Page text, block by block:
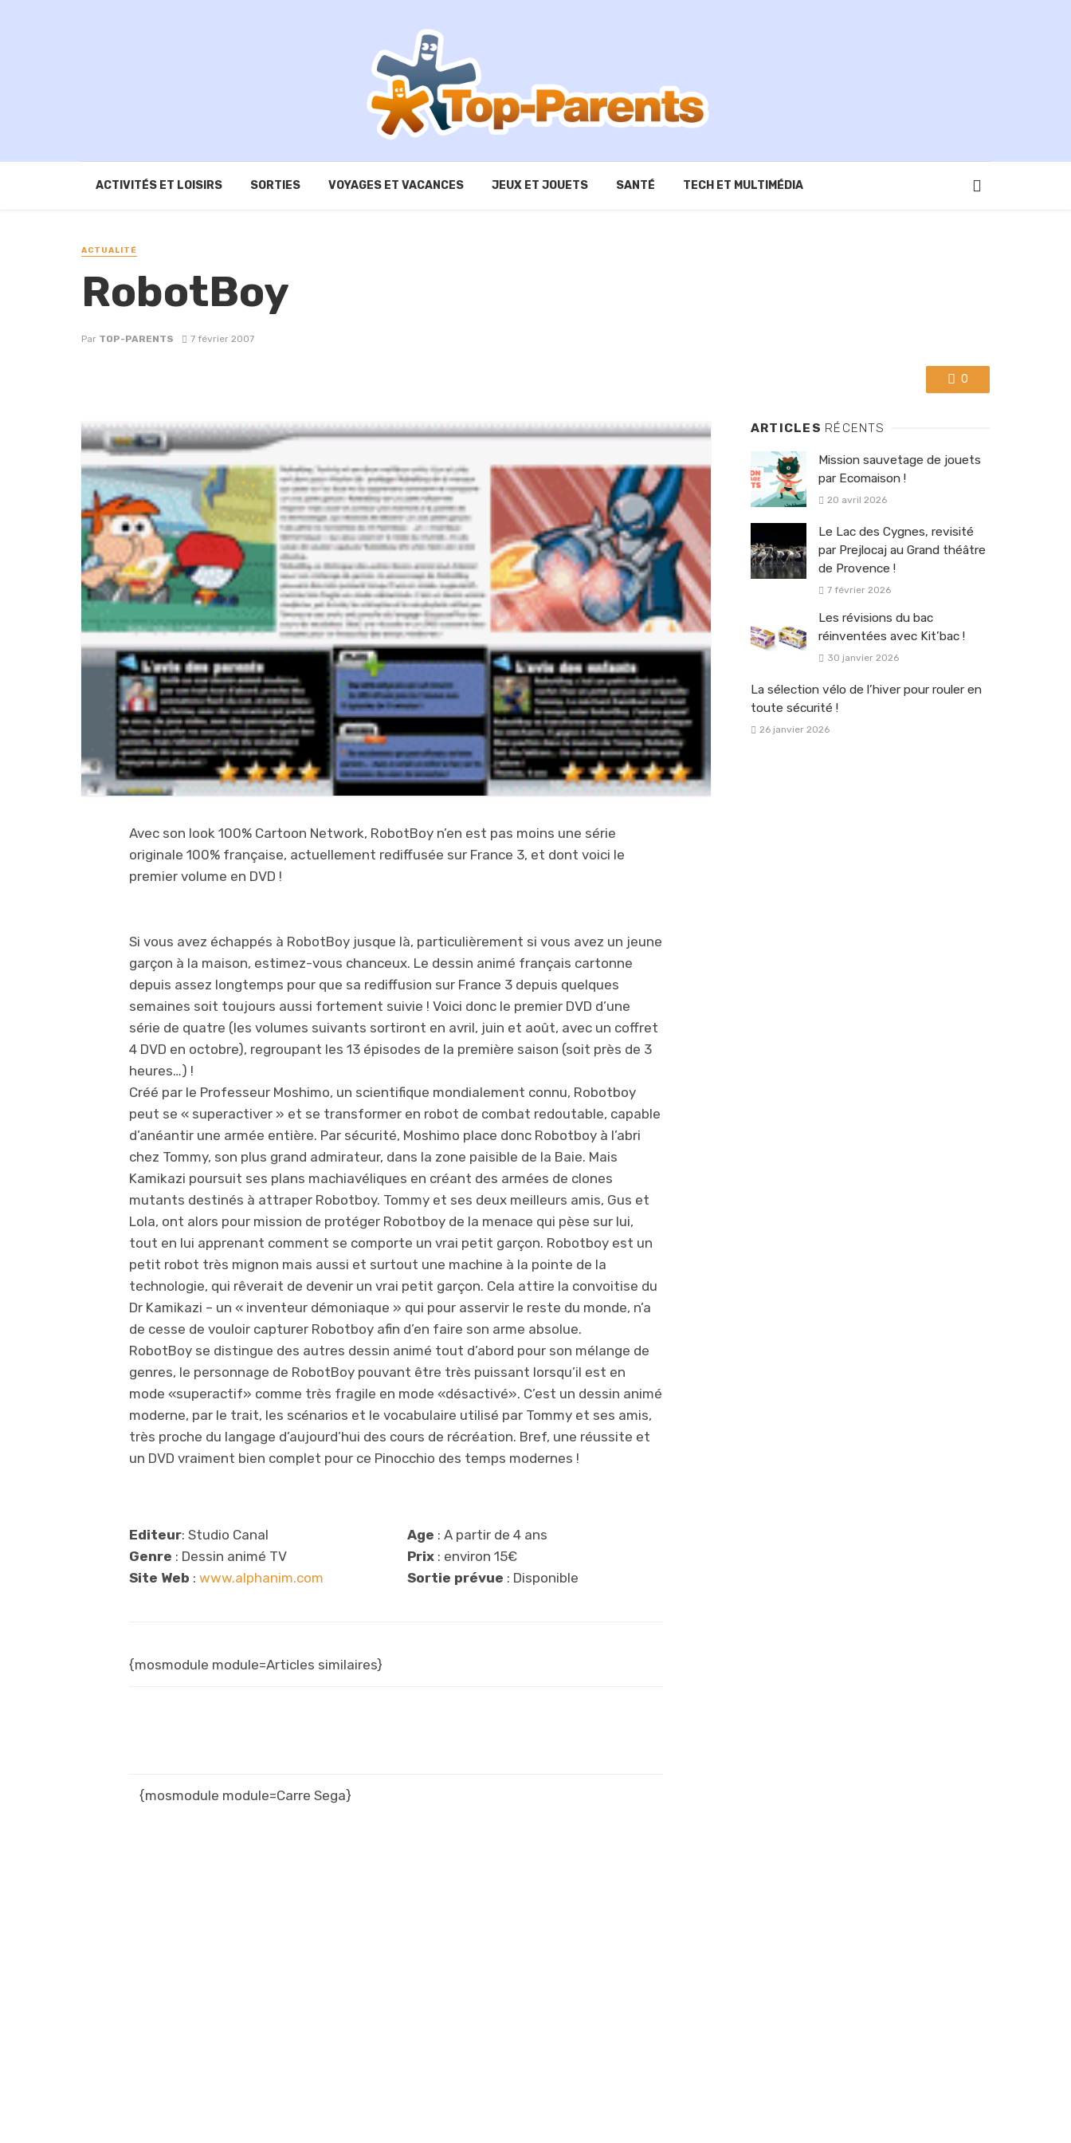
ACTIVITÉS ET LOISIRS SORTIES VOYAGES ET VACANCES JEUX ET JOUETS SANTÉ TECH ET MULTIMÉDIA
ACTUALITÉ
RobotBoy
Par TOP-PARENTS 7 février 2007
0
Avec son look 100% Cartoon Network, RobotBoy n’en est pas moins une série
originale 100% française, actuellement rediffusée sur France 3, et dont voici le
premier volume en DVD !
Si vous avez échappés à RobotBoy jusque là, particulièrement si vous avez un jeune
garçon à la maison, estimez-vous chanceux. Le dessin animé français cartonne
depuis assez longtemps pour que sa rediffusion sur France 3 depuis quelques
semaines soit toujours aussi fortement suivie ! Voici donc le premier DVD d’une
série de quatre (les volumes suivants sortiront en avril, juin et août, avec un coffret
4 DVD en octobre), regroupant les 13 épisodes de la première saison (soit près de 3
heures…) !
Créé par le Professeur Moshimo, un scientifique mondialement connu, Robotboy
peut se « superactiver » et se transformer en robot de combat redoutable, capable
d’anéantir une armée entière. Par sécurité, Moshimo place donc Robotboy à l’abri
chez Tommy, son plus grand admirateur, dans la zone paisible de la Baie. Mais
Kamikazi poursuit ses plans machiavéliques en créant des armées de clones
mutants destinés à attraper Robotboy. Tommy et ses deux meilleurs amis, Gus et
Lola, ont alors pour mission de protéger Robotboy de la menace qui pèse sur lui,
tout en lui apprenant comment se comporte un vrai petit garçon. Robotboy est un
petit robot très mignon mais aussi et surtout une machine à la pointe de la
technologie, qui rêverait de devenir un vrai petit garçon. Cela attire la convoitise du
Dr Kamikazi – un « inventeur démoniaque » qui pour asservir le reste du monde, n’a
de cesse de vouloir capturer Robotboy afin d’en faire son arme absolue.
RobotBoy se distingue des autres dessin animé tout d’abord pour son mélange de
genres, le personnage de RobotBoy pouvant être très puissant lorsqu’il est en
mode «superactif» comme très fragile en mode «désactivé». C’est un dessin animé
moderne, par le trait, les scénarios et le vocabulaire utilisé par Tommy et ses amis,
très proche du langage d’aujourd’hui des cours de récréation. Bref, une réussite et
un DVD vraiment bien complet pour ce Pinocchio des temps modernes !
Editeur: Studio Canal
Genre : Dessin animé TV
Site Web : www.alphanim.com
Age : A partir de 4 ans
Prix: environ 15€
Sortie prévue : Disponible
{mosmodule module=Articles similaires}
{mosmodule module=Carre Sega}
ARTICLES RÉCENTS
Mission sauvetage de jouets
par Ecomaison !
20 avril 2026
Le Lac des Cygnes, revisité
par Prejlocaj au Grand théâtre
de Provence !
7 février 2026
Les révisions du bac
réinventées avec Kit’bac !
30 janvier 2026
La sélection vélo de l’hiver pour rouler en
toute sécurité !
26 janvier 2026